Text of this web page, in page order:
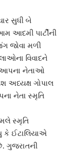
સુધી બે
આદમી પાર્ટીની
જોવા મળી
વિવાદને
આપના નેતાઓ
અધ્યક્ષ ગોપાલ
નેતા સ્મૃતિ
સ્મૃતિ
કે ઈટાલિયાએ
ગુજરાતની